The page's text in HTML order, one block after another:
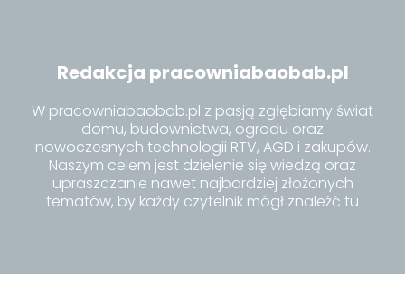
Redakcja pracowniabaobab.pl
W pracowniabaobab.pl z pasją zgłębiamy świat
domu, budownictwa, ogrodu oraz
nowoczesnych technologii RTV, AGD i zakupów.
Naszym celem jest dzielenie się wiedzą oraz
upraszczanie nawet najbardziej złożonych
tematów, by każdy czytelnik mógł znaleźć tu